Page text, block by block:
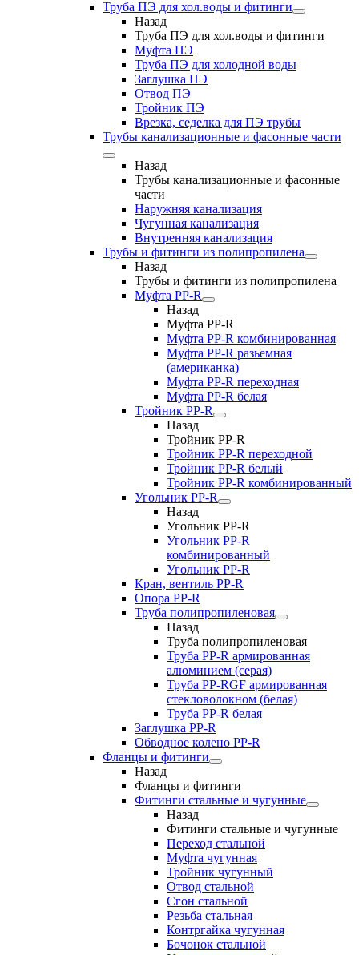
Труба ПЭ для хол.воды и фитинги
Назад
Труба ПЭ для хол.воды и фитинги
Муфта ПЭ
Труба ПЭ для холодной воды
Заглушка ПЭ
Отвод ПЭ
Тройник ПЭ
Врезка, седелка для ПЭ трубы
Трубы канализационные и фасонные части
Назад
Трубы канализационные и фасонные
части
Наружняя канализация
Чугунная канализация
Внутренняя канализация
Трубы и фитинги из полипропилена
Назад
Трубы и фитинги из полипропилена
Муфта PP-R
Назад
Муфта PP-R
Муфта РР-R комбинированная
Муфта РР-R разьемная
(американка)
Муфта РР-R переходная
Муфта РР-R белая
Тройник PP-R
Назад
Тройник PP-R
Тройник РР-R переходной
Тройник РР-R белый
Тройник РР-R комбинированный
Угольник PP-R
Назад
Угольник PP-R
Угольник РР-R
комбинированный
Угольник РР-R
Кран, вентиль PP-R
Опора PP-R
Труба полипропиленовая
Назад
Труба полипропиленовая
Труба PP-R армированная
алюминием (серая)
Труба PP-RGF армированная
стекловолокном (белая)
Труба РР-R белая
Заглушка PP-R
Обводное колено PP-R
Фланцы и фитинги
Назад
Фланцы и фитинги
Фитинги стальные и чугунные
Назад
Фитинги стальные и чугунные
Переход стальной
Муфта чугунная
Тройник чугунный
Отвод стальной
Сгон стальной
Резьба стальная
Контргайка чугунная
Бочонок стальной